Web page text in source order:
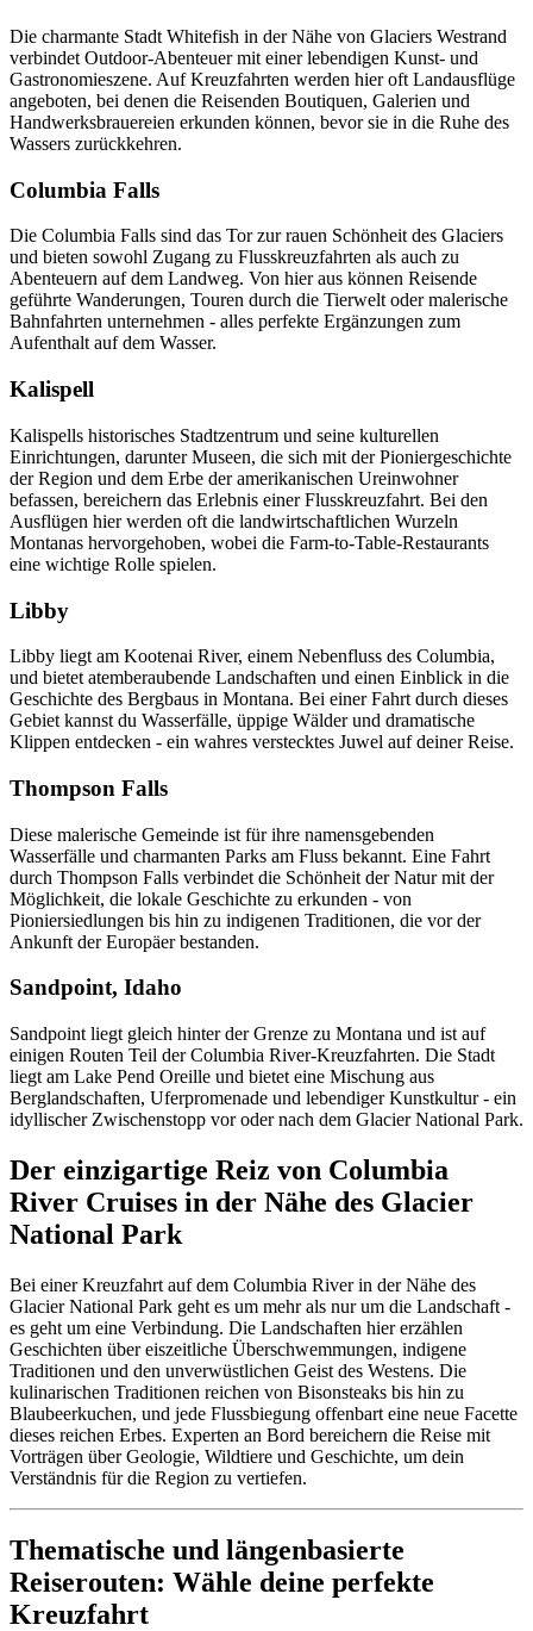
Die charmante Stadt Whitefish in der Nähe von Glaciers Westrand
verbindet Outdoor-Abenteuer mit einer lebendigen Kunst- und
Gastronomieszene. Auf Kreuzfahrten werden hier oft Landausflüge
angeboten, bei denen die Reisenden Boutiquen, Galerien und
Handwerksbrauereien erkunden können, bevor sie in die Ruhe des
Wassers zurückkehren.
Columbia Falls
Die Columbia Falls sind das Tor zur rauen Schönheit des Glaciers
und bieten sowohl Zugang zu Flusskreuzfahrten als auch zu
Abenteuern auf dem Landweg. Von hier aus können Reisende
geführte Wanderungen, Touren durch die Tierwelt oder malerische
Bahnfahrten unternehmen - alles perfekte Ergänzungen zum
Aufenthalt auf dem Wasser.
Kalispell
Kalispells historisches Stadtzentrum und seine kulturellen
Einrichtungen, darunter Museen, die sich mit der Pioniergeschichte
der Region und dem Erbe der amerikanischen Ureinwohner
befassen, bereichern das Erlebnis einer Flusskreuzfahrt. Bei den
Ausflügen hier werden oft die landwirtschaftlichen Wurzeln
Montanas hervorgehoben, wobei die Farm-to-Table-Restaurants
eine wichtige Rolle spielen.
Libby
Libby liegt am Kootenai River, einem Nebenfluss des Columbia,
und bietet atemberaubende Landschaften und einen Einblick in die
Geschichte des Bergbaus in Montana. Bei einer Fahrt durch dieses
Gebiet kannst du Wasserfälle, üppige Wälder und dramatische
Klippen entdecken - ein wahres verstecktes Juwel auf deiner Reise.
Thompson Falls
Diese malerische Gemeinde ist für ihre namensgebenden
Wasserfälle und charmanten Parks am Fluss bekannt. Eine Fahrt
durch Thompson Falls verbindet die Schönheit der Natur mit der
Möglichkeit, die lokale Geschichte zu erkunden - von
Pioniersiedlungen bis hin zu indigenen Traditionen, die vor der
Ankunft der Europäer bestanden.
Sandpoint, Idaho
Sandpoint liegt gleich hinter der Grenze zu Montana und ist auf
einigen Routen Teil der Columbia River-Kreuzfahrten. Die Stadt
liegt am Lake Pend Oreille und bietet eine Mischung aus
Berglandschaften, Uferpromenade und lebendiger Kunstkultur - ein
idyllischer Zwischenstopp vor oder nach dem Glacier National Park.
Der einzigartige Reiz von Columbia
River Cruises in der Nähe des Glacier
National Park
Bei einer Kreuzfahrt auf dem Columbia River in der Nähe des
Glacier National Park geht es um mehr als nur um die Landschaft -
es geht um eine Verbindung. Die Landschaften hier erzählen
Geschichten über eiszeitliche Überschwemmungen, indigene
Traditionen und den unverwüstlichen Geist des Westens. Die
kulinarischen Traditionen reichen von Bisonsteaks bis hin zu
Blaubeerkuchen, und jede Flussbiegung offenbart eine neue Facette
dieses reichen Erbes. Experten an Bord bereichern die Reise mit
Vorträgen über Geologie, Wildtiere und Geschichte, um dein
Verständnis für die Region zu vertiefen.
Thematische und längenbasierte
Reiserouten: Wähle deine perfekte
Kreuzfahrt